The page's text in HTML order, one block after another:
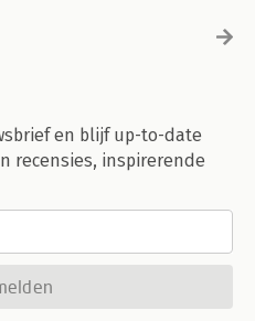
en blijf up-to-date
recensies, inspirerende